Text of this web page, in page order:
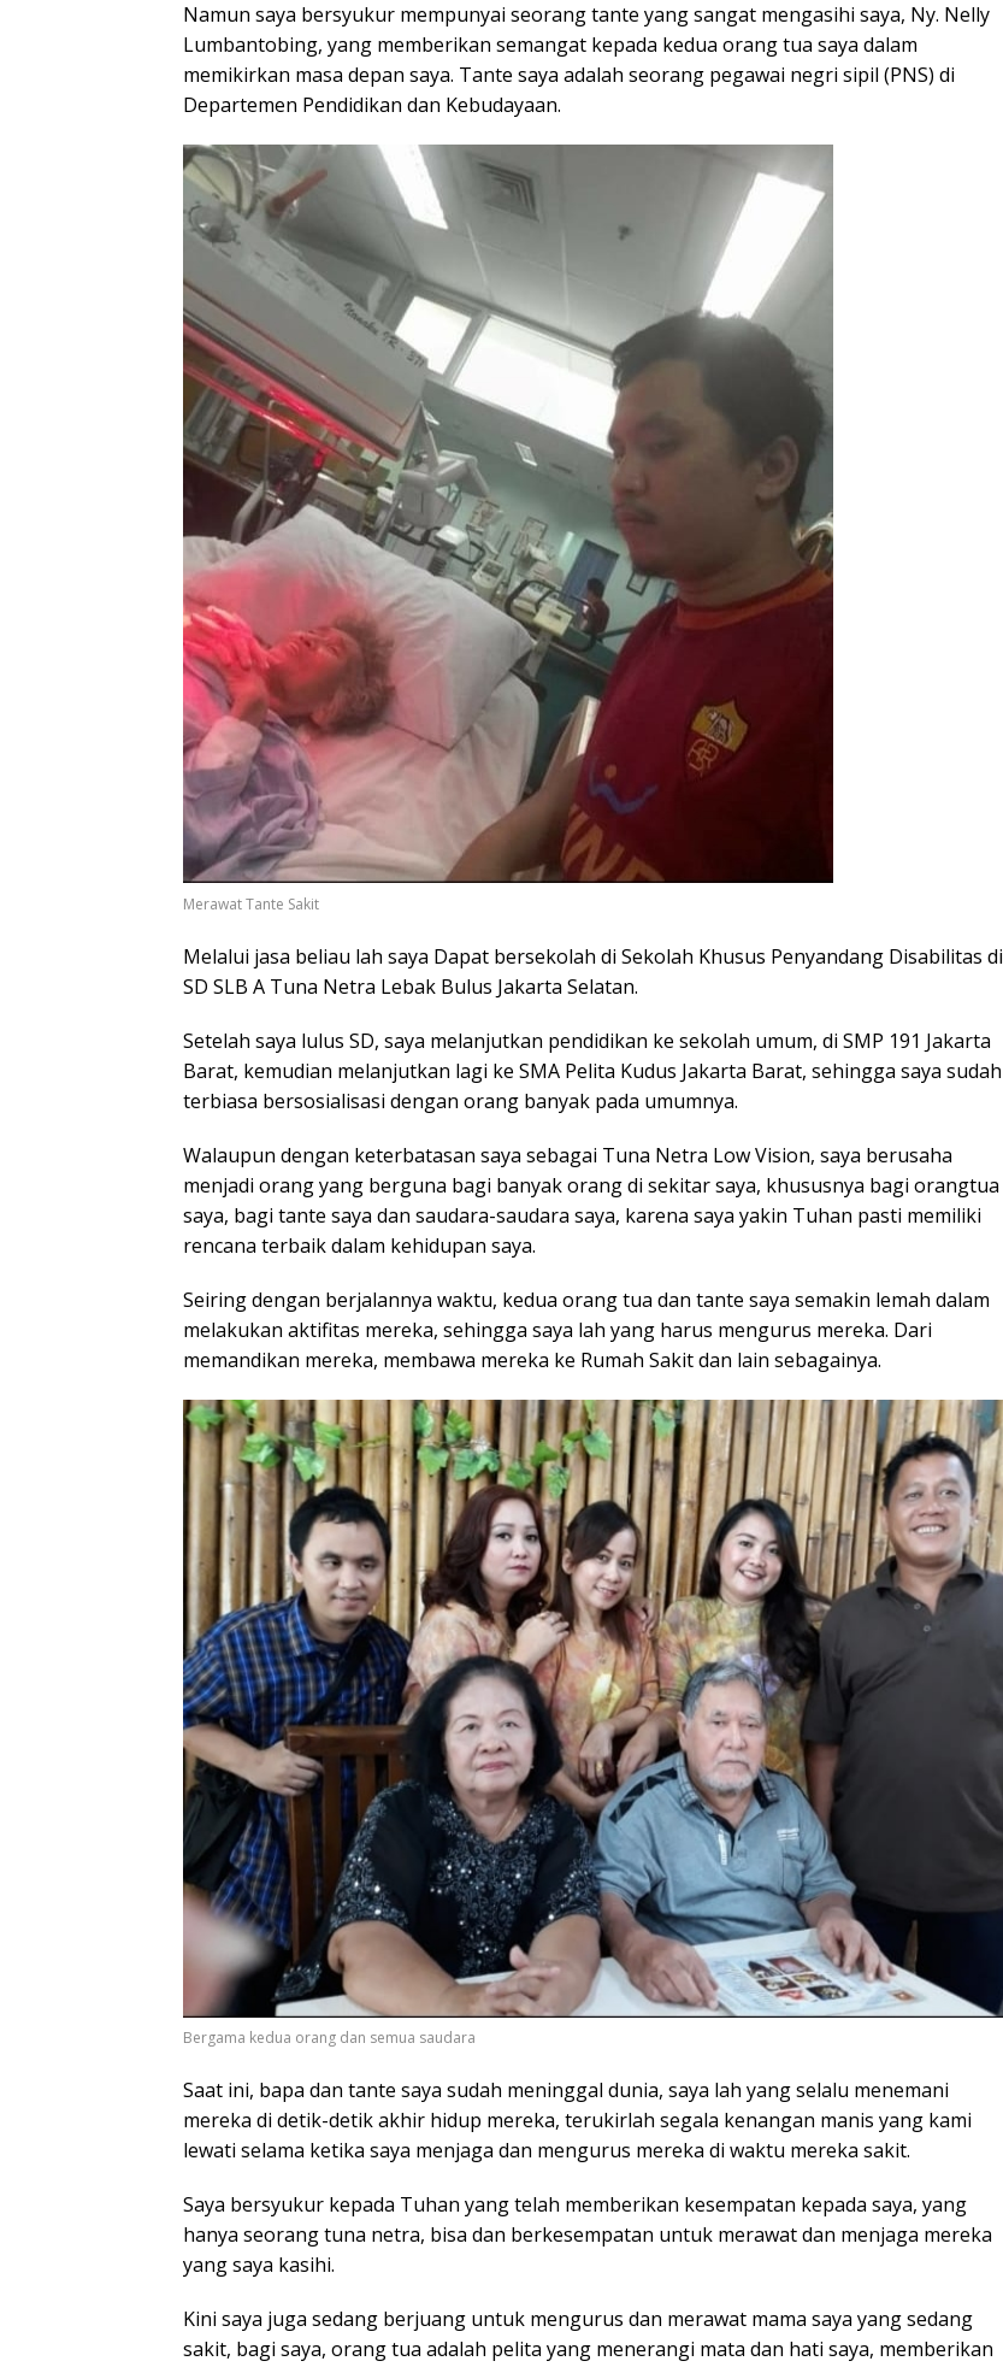
Namun saya bersyukur mempunyai seorang tante yang sangat mengasihi saya, Ny. Nelly
Lumbantobing, yang memberikan semangat kepada kedua orang tua saya dalam
memikirkan masa depan saya. Tante saya adalah seorang pegawai negri sipil (PNS) di
Departemen Pendidikan dan Kebudayaan.
Merawat Tante Sakit
Melalui jasa beliau lah saya Dapat bersekolah di Sekolah Khusus Penyandang Disabilitas di
SD SLB A Tuna Netra Lebak Bulus Jakarta Selatan.
Setelah saya lulus SD, saya melanjutkan pendidikan ke sekolah umum, di SMP 191 Jakarta
Barat, kemudian melanjutkan lagi ke SMA Pelita Kudus Jakarta Barat, sehingga saya sudah
terbiasa bersosialisasi dengan orang banyak pada umumnya.
Walaupun dengan keterbatasan saya sebagai Tuna Netra Low Vision, saya berusaha
menjadi orang yang berguna bagi banyak orang di sekitar saya, khususnya bagi orangtua
saya, bagi tante saya dan saudara-saudara saya, karena saya yakin Tuhan pasti memiliki
rencana terbaik dalam kehidupan saya.
Seiring dengan berjalannya waktu, kedua orang tua dan tante saya semakin lemah dalam
melakukan aktifitas mereka, sehingga saya lah yang harus mengurus mereka. Dari
memandikan mereka, membawa mereka ke Rumah Sakit dan lain sebagainya.
Bergama kedua orang dan semua saudara
Saat ini, bapa dan tante saya sudah meninggal dunia, saya lah yang selalu menemani
mereka di detik-detik akhir hidup mereka, terukirlah segala kenangan manis yang kami
lewati selama ketika saya menjaga dan mengurus mereka di waktu mereka sakit.
Saya bersyukur kepada Tuhan yang telah memberikan kesempatan kepada saya, yang
hanya seorang tuna netra, bisa dan berkesempatan untuk merawat dan menjaga mereka
yang saya kasihi.
Kini saya juga sedang berjuang untuk mengurus dan merawat mama saya yang sedang
sakit, bagi saya, orang tua adalah pelita yang menerangi mata dan hati saya, memberikan